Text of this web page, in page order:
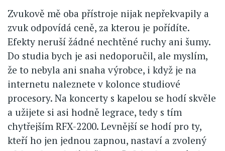
Zvukově mě oba přístroje nijak nepřekvapily a
zvuk odpovídá ceně, za kterou je pořídíte.
Efekty neruší žádné nechtěné ruchy ani šumy.
Do studia bych je asi nedoporučil, ale myslím,
že to nebyla ani snaha výrobce, i když je na
internetu naleznete v kolonce studiové
procesory. Na koncerty s kapelou se hodí skvěle
a užijete si asi hodně legrace, tedy s tím
chytřejším RFX-2200. Levnější se hodí pro ty,
kteří ho jen jednou zapnou, nastaví a zvolený